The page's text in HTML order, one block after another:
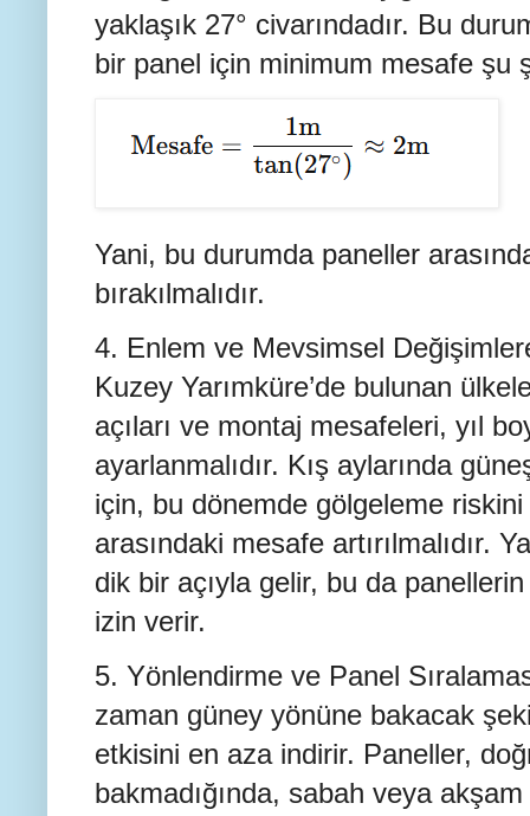
yaklaşık 27° civarındadır. Bu
bir panel için minimum mesafe şu
Yani, bu durumda paneller
bırakılmalıdır.
4. Enlem ve Mevsimsel
Kuzey Yarımküre’de bulunan
açıları ve montaj mesafeleri, yıl
ayarlanmalıdır. Kış aylarında
için, bu dönemde gölgeleme
arasındaki mesafe artırılmalıdır.
dik bir açıyla gelir, bu da
izin verir.
5. Yönlendirme ve Panel
zaman güney yönüne bakacak
etkisini en aza indirir. Paneller,
bakmadığında, sabah veya